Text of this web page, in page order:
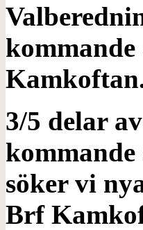
3/5 delar
söker vi
Brf